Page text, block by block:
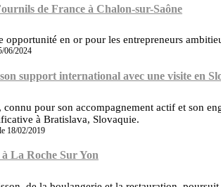
de France à Chalon-sur-Saône
opportunité en or pour les entrepreneurs
06/2024
support international avec une visite en
pour son accompagnement actif et son
à Bratislava, Slovaquie.
18/02/2019
La Roche Sur Yon